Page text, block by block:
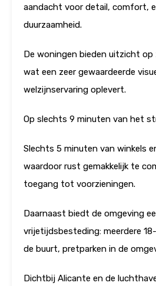
aandacht voor detail, comfort,
duurzaamheid.
De woningen bieden uitzicht op
wat een zeer gewaardeerde
welzijnservaring oplevert.
Op slechts 9 minuten van het
Slechts 5 minuten van winkels
waardoor rust gemakkelijk te
toegang tot voorzieningen.
Daarnaast biedt de omgeving
vrijetijdsbesteding: meerdere
de buurt, pretparken in de
Dichtbij Alicante en de